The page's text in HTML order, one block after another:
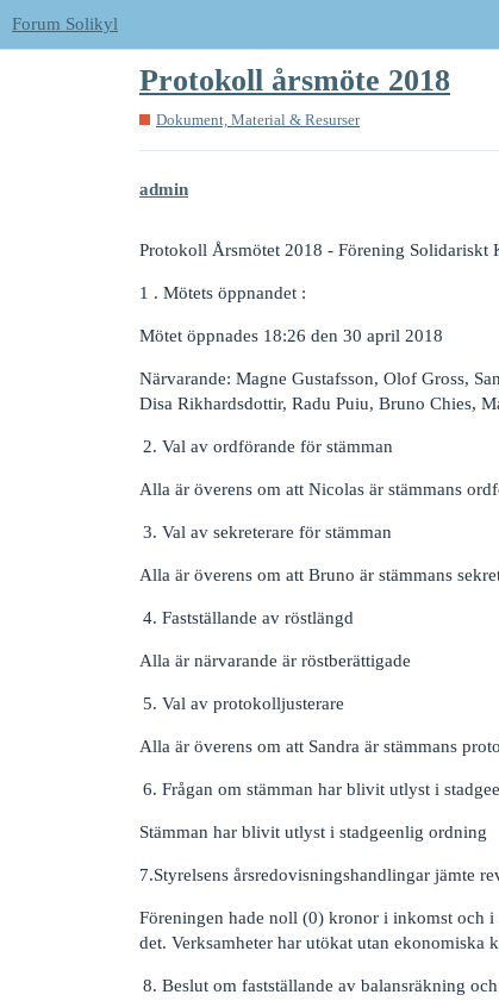
Forum Solikyl
Protokoll årsmöte 2018
Dokument, Material & Resurser
admin
Protokoll Årsmötet 2018 - Förening
1 . Mötets öppnandet :
Mötet öppnades 18:26 den 30 april 2018
Närvarande: Magne Gustafsson, Olof Gross,
Disa Rikhardsdottir, Radu Puiu, Bruno Chies,
Val av ordförande för stämman
Alla är överens om att Nicolas är stämmans
Val av sekreterare för stämman
Alla är överens om att Bruno är stämmans
Fastställande av röstlängd
Alla är närvarande är röstberättigade
Val av protokolljusterare
Alla är överens om att Sandra är stämmans
Frågan om stämman har blivit utlyst i
Stämman har blivit utlyst i stadgeenlig ordning
7.Styrelsens årsredovisningshandlingar jämte
Föreningen hade noll (0) kronor i inkomst och
det. Verksamheter har utökat utan ekonomiska
Beslut om fastställande av balansräkning